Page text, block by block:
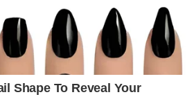
Shape To Reveal Your